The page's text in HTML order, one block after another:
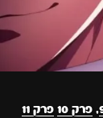
,פרק 10
פרק 11